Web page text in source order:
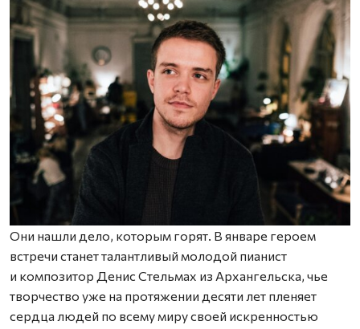
Они нашли дело, которым горят. В январе героем
встречи станет талантливый молодой пианист
и композитор Денис Стельмах из Архангельска, чье
творчество уже на протяжении десяти лет пленяет
сердца людей по всему миру своей искренностью